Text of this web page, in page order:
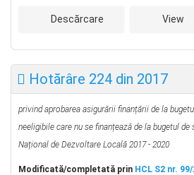
Descărcare View
Hotărâre 224 din 2017
privind aprobarea asigurării finanțării de la
neeligibile care nu se finanțează de la bugetul
Național de Dezvoltare Locală 2017 - 2020
Modificată/completată prin HCL S2 nr.